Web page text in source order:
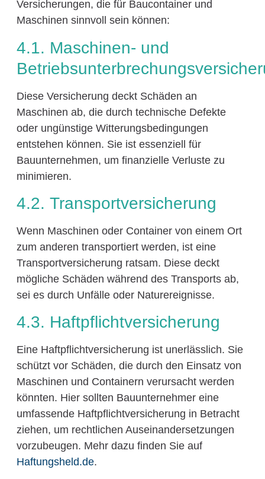
Versicherungen, die für Baucontainer und
Maschinen sinnvoll sein können:
4.1. Maschinen- und
Diese Versicherung deckt Schäden an
Maschinen ab, die durch technische Defekte
oder ungünstige Witterungsbedingungen
entstehen können. Sie ist essenziell für
Bauunternehmen, um finanzielle Verluste zu
minimieren.
4.2. Transportversicherung
Wenn Maschinen oder Container von einem Ort
zum anderen transportiert werden, ist eine
Transportversicherung ratsam. Diese deckt
mögliche Schäden während des Transports ab,
sei es durch Unfälle oder Naturereignisse.
4.3. Haftpflichtversicherung
Eine Haftpflichtversicherung ist unerlässlich. Sie
schützt vor Schäden, die durch den Einsatz von
Maschinen und Containern verursacht werden
könnten. Hier sollten Bauunternehmer eine
umfassende Haftpflichtversicherung in Betracht
ziehen, um rechtlichen Auseinandersetzungen
vorzubeugen. Mehr dazu finden Sie auf
Haftungsheld.de.